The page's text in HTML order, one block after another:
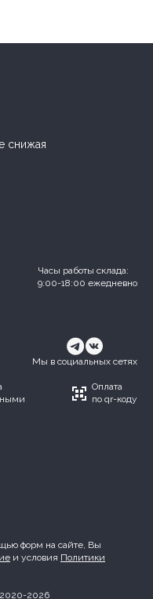
снижая
Часы работы склада:
9:00-18:00 ежедневно
Мы в социальных сетях
Оплата
по qr-коду
форм на сайте, Вы
и условия Политики
2026